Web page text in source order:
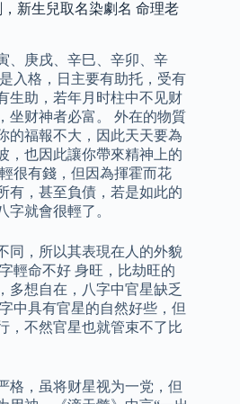
新生兒取名染劇名 命理老
、庚戌、辛巳、辛卯、辛
入格，日主要有助托，受有
生助，若年月时柱中不见财
坐财神者必富。 外在的物質
的福報不大，因此天天要為
，也因此讓你帶來精神上的
很有錢，但因為揮霍而花
有，甚至負債，若是如此的
字就會很輕了。
同，所以其表現在人的外貌
輕命不好 身旺，比劫旺的
多想自在，八字中官星缺乏
中具有官星的自然好些，但
，不然官星也就管束不了比
格，虽将财星视为一党，但